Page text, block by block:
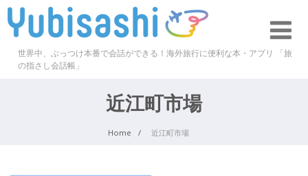
世界中、ぶっつけ本番で会話ができる！海外旅行に便利な本・アプリ 「旅
の指さし会話帳」
近江町市場
Home 近江町市場